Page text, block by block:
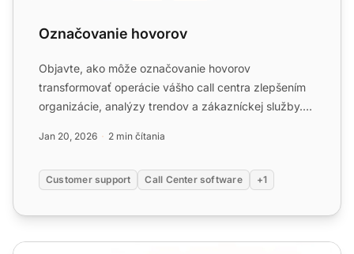
Označovanie hovorov
Objavte, ako môže označovanie hovorov
transformovať operácie vášho call centra zlepšením
organizácie, analýzy trendov a zákazníckej služby.
Jan 20, 2026 2 min čítania
Customer support Call Center software +1
Značka hovoru